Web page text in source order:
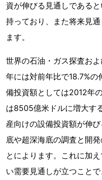
資が伸びる見通しである
持っており、また将来見
ます。
世界の石油・ガス探査お
年には対前年比で18.7%
備投資額としては2012年
は8505億米ドルに増大す
産向けの設備投資額が伸
底や超深海底の調査と開
とによります。これに加
い需要見通しが立つこと